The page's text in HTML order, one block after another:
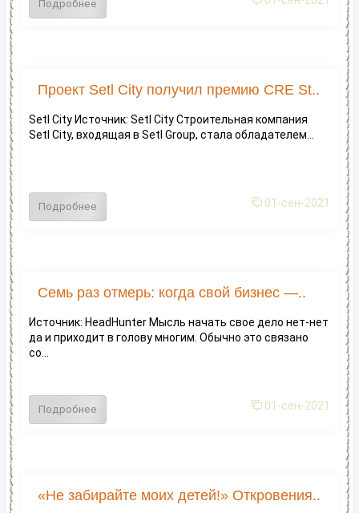
Подробнее
Проект Setl City получил премию CRE St..
Setl City Источник: Setl City Строительная компания
Setl City, входящая в Setl Group, стала обладателем...
Подробнее 01-сен-2021
Семь раз отмерь: когда свой бизнес —..
Источник: HeadHunter Мысль начать свое дело нет-нет
да и приходит в голову многим. Обычно это связано
со...
Подробнее 01-сен-2021
«Не забирайте моих детей!» Откровения..